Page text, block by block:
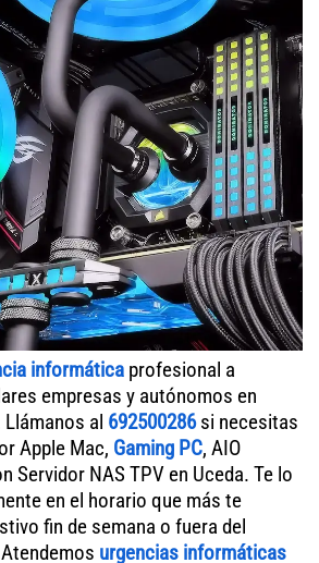
informática profesional a
empresas y autónomos en
Llámanos al 692500286si necesitas
Apple Mac, Gaming PC, AIO
Servidor NAS TPV en Uceda. Te lo
en el horario que más te
fin de semana o fuera del
urgencias informáticas